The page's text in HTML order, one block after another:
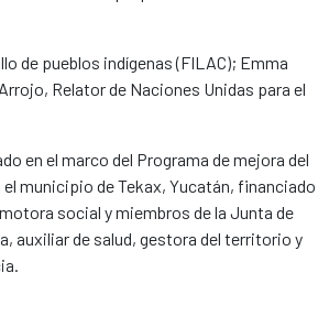
de pueblos indígenas (FILAC); Emma
Relator de Naciones Unidas para el
en el marco del Programa de mejora del
municipio de Tekax, Yucatán, financiado
social y miembros de la Junta de
auxiliar de salud, gestora del territorio y